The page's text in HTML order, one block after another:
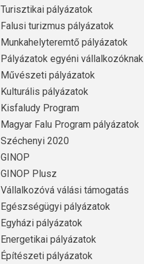
Turisztikai pályázatok
Falusi turizmus pályázatok
Munkahelyteremtő pályázatok
Pályázatok egyéni vállalkozóknak
Művészeti pályázatok
Kulturális pályázatok
Kisfaludy Program
Magyar Falu Program pályázatok
Széchenyi 2020
GINOP
GINOP Plusz
Vállalkozóvá válási támogatás
Egészségügyi pályázatok
Egyházi pályázatok
Energetikai pályázatok
Építészeti pályázatok